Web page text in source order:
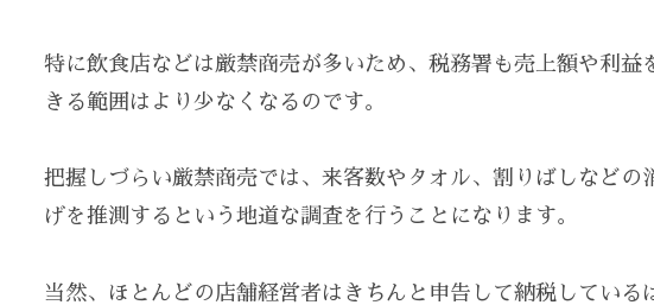
特に飲食店などは厳禁商売が多いため、税務署も売上額や利
きる範囲はより少なくなるのです。
把握しづらい厳禁商売では、来客数やタオル、割りばしなど
げを推測するという地道な調査を行うことになります。
当然、ほとんどの店舗経営者はきちんと申告して納税してい